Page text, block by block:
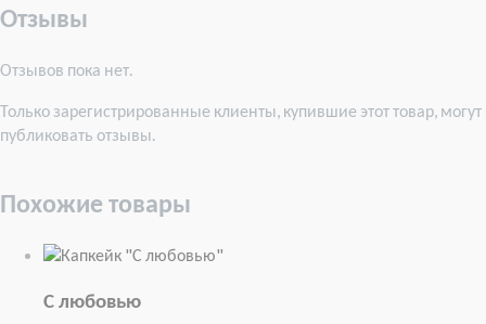
Отзывы
Отзывов пока нет.
Только зарегистрированные клиенты, купившие этот товар, могут
публиковать отзывы.
Похожие товары
С любовью